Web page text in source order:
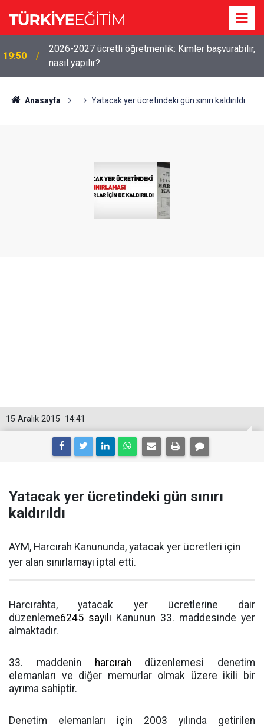
19:50
2026-2027 ücretli öğretmenlik: Kimler başvurabilir,
nasıl yapılır?
Anasayfa Yatacak yer ücretindeki gün sınırı kaldırıldı
14:41
15 Aralık 2015
Yatacak yer ücretindeki gün sınırı
kaldırıldı
AYM, Harcırah Kanununda, yatacak yer ücretleri için
yer alan sınırlamayı iptal etti.
Harcırahta, yatacak yer ücretlerine dair
düzenleme6245 sayılı Kanunun 33. maddesinde yer
almaktadır.
33. maddenin harcırah düzenlemesi denetim
elemanları ve diğer memurlar olmak üzere ikili bir
ayrıma sahiptir.
Denetim elemanları için 2003 yılında getirilen